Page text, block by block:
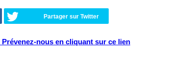
Partager sur Twitter
nous en cliquant sur ce lien